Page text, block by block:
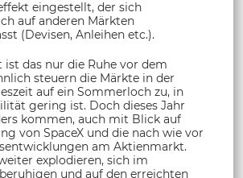
eingestellt, der sich
auf anderen Märkten
(Devisen, Anleihen etc.).
ist das nur die Ruhe vor dem
steuern die Märkte in der
auf ein Sommerloch zu, in
gering ist. Doch dieses Jahr
kommen, auch mit Blick auf
von SpaceX und die nach wie vor
am Aktienmarkt.
explodieren, sich im
und auf den erreichten